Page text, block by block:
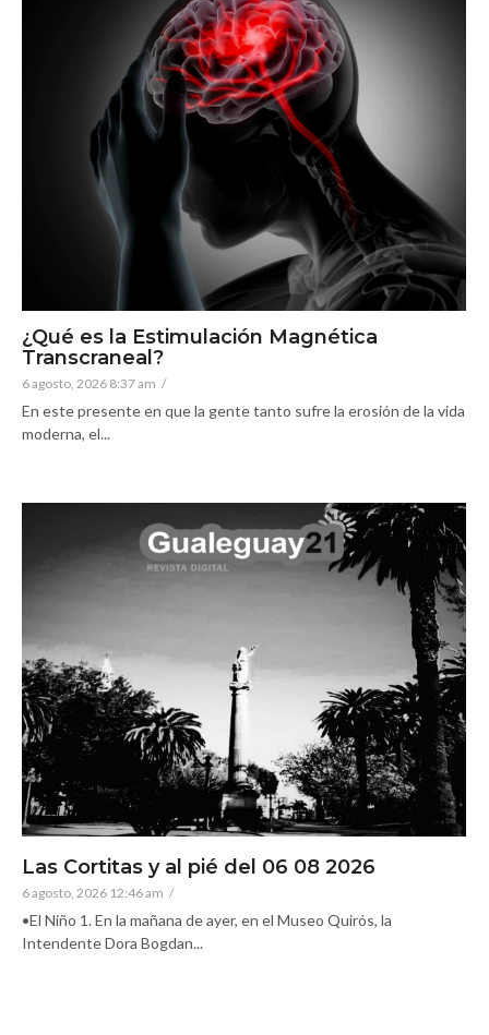
¿Qué es la Estimulación Magnética
Transcraneal?
6 agosto, 2026 8:37 am /
En este presente en que la gente tanto sufre la erosión de la vida
moderna, el...
Las Cortitas y al pié del 06 08 2026
6 agosto, 2026 12:46 am /
•El Niño 1. En la mañana de ayer, en el Museo Quirós, la
Intendente Dora Bogdan...